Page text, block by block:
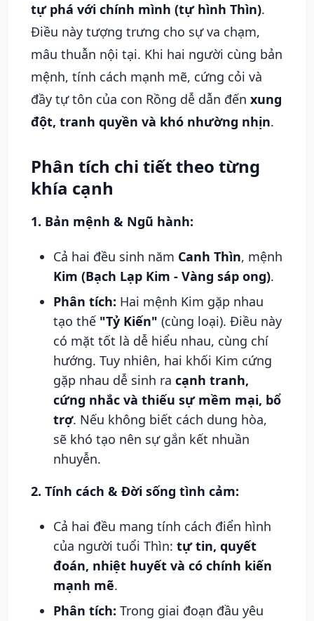
tự phá với chính mình (tự hình Thìn).
Điều này tượng trưng cho sự va chạm,
mâu thuẫn nội tại. Khi hai người cùng bản
mệnh, tính cách mạnh mẽ, cứng cỏi và
đầy tự tôn của con Rồng dễ dẫn đến xung
đột, tranh quyền và khó nhường nhịn.
Phân tích chi tiết theo từng
khía cạnh
1. Bản mệnh & Ngũ hành:
Cả hai đều sinh năm Canh Thìn, mệnh
Kim (Bạch Lạp Kim - Vàng sáp ong).
Phân tích: Hai mệnh Kim gặp nhau
tạo thế "Tỷ Kiến" (cùng loại). Điều này
có mặt tốt là dễ hiểu nhau, cùng chí
hướng. Tuy nhiên, hai khối Kim cứng
gặp nhau dễ sinh ra cạnh tranh,
cứng nhắc và thiếu sự mềm mại, bổ
trợ. Nếu không biết cách dung hòa,
sẽ khó tạo nên sự gắn kết nhuần
nhuyễn.
2. Tính cách & Đời sống tình cảm:
Cả hai đều mang tính cách điển hình
của người tuổi Thìn: tự tin, quyết
đoán, nhiệt huyết và có chính kiến
mạnh mẽ.
Phân tích: Trong giai đoạn đầu yêu